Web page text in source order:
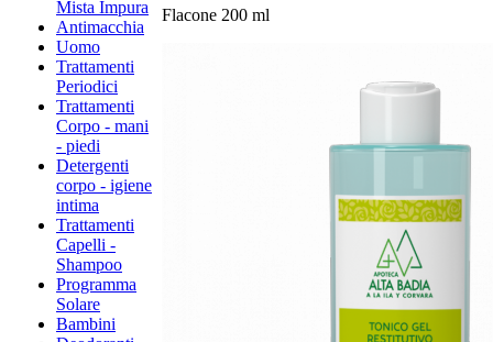
Mista Impura
Antimacchia
Uomo
Trattamenti
Periodici
Trattamenti
Corpo - mani
- piedi
Detergenti
corpo - igiene
intima
Trattamenti
Capelli -
Shampoo
Programma
Solare
Bambini
Flacone 200 ml